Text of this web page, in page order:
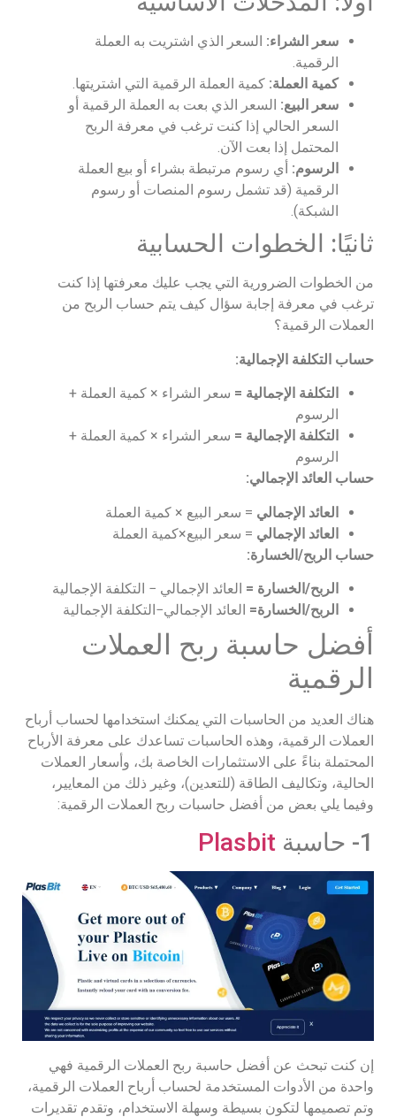
سعر الشراء: السعر الذي اشتريت به العملة
الرقمية.
كمية العملة: كمية العملة الرقمية التي اشتريتها.
سعر البيع: السعر الذي بعت به العملة الرقمية أو
السعر الحالي إذا كنت ترغب في معرفة الربح
المحتمل إذا بعت الآن.
الرسوم: أي رسوم مرتبطة بشراء أو بيع العملة
الرقمية (قد تشمل رسوم المنصات أو رسوم
الشبكة).
ثانيًا: الخطوات الحسابية
من الخطوات الضرورية التي يجب عليك معرفتها إذا كنت
ترغب في معرفة إجابة سؤال كيف يتم حساب الربح من
العملات الرقمية؟
حساب التكلفة الإجمالية:
التكلفة الإجمالية = سعر الشراء × كمية العملة +
الرسوم
التكلفة الإجمالية = سعر الشراء × كمية العملة +
الرسوم
حساب العائد الإجمالي:
العائد الإجمالي = سعر البيع × كمية العملة
العائد الإجمالي = سعر البيع×كمية العملة
حساب الربح/الخسارة:
الربح/الخسارة = العائد الإجمالي − التكلفة الإجمالية
الربح/الخسارة= العائد الإجمالي−التكلفة الإجمالية
أفضل حاسبة ربح العملات
الرقمية
هناك العديد من الحاسبات التي يمكنك استخدامها لحساب أرباح
العملات الرقمية، وهذه الحاسبات تساعدك على معرفة الأرباح
المحتملة بناءً على الاستثمارات الخاصة بك، وأسعار العملات
الحالية، وتكاليف الطاقة (للتعدين)، وغير ذلك من المعايير،
وفيما يلي بعض من أفضل حاسبات ربح العملات الرقمية:
1- حاسبة Plasbit
إن كنت تبحث عن أفضل حاسبة ربح العملات الرقمية فهي
واحدة من الأدوات المستخدمة لحساب أرباح العملات الرقمية،
وتم تصميمها لتكون بسيطة وسهلة الاستخدام، وتقدم تقديرات